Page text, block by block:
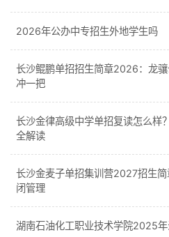
2026年公办中专招生外地学生吗
长沙鲲鹏单招招生简章2026：龙
冲一把
长沙金律高级中学单招复读怎么样
全解读
长沙金麦子单招集训营2027招生
闭管理
湖南石油化工职业技术学院2025